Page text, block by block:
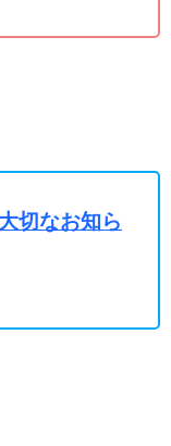
切なお知ら